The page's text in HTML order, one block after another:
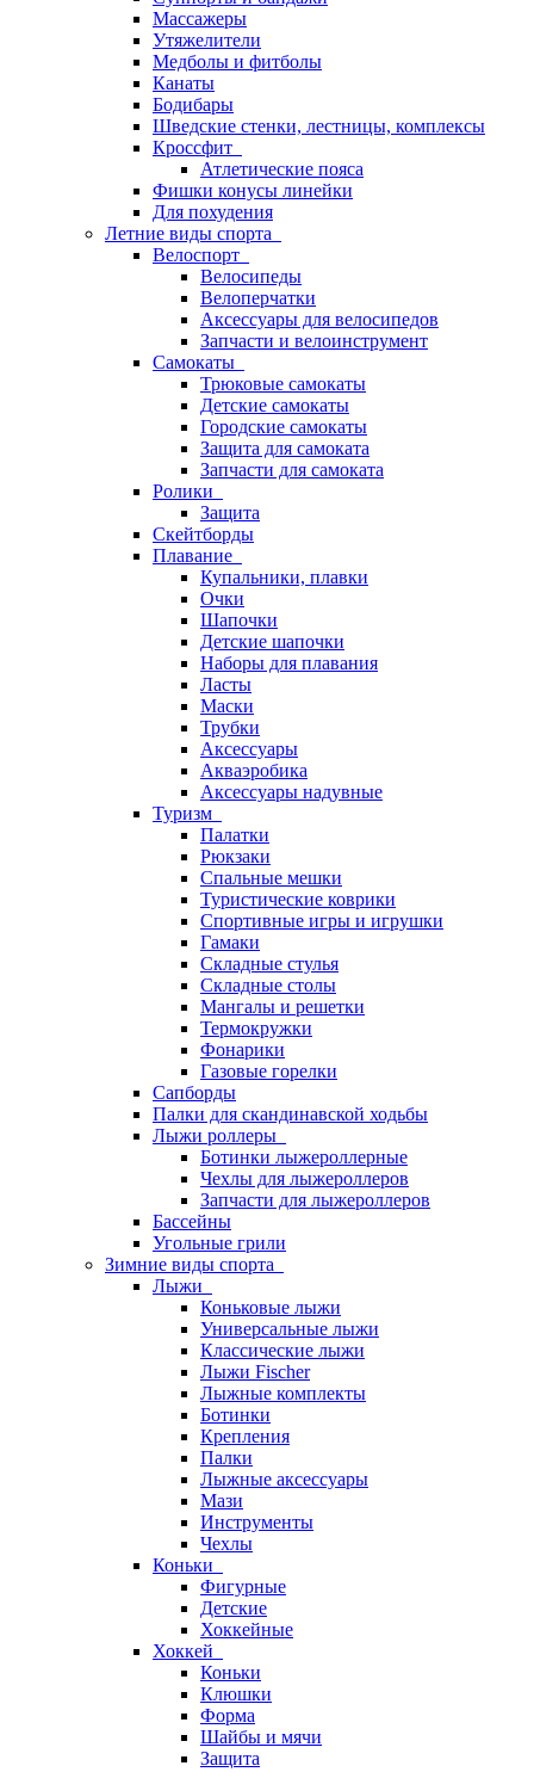
Массажеры
Утяжелители
Медболы и фитболы
Канаты
Бодибары
Шведские стенки, лестницы, комплексы
Кроссфит
Атлетические пояса
Фишки конусы линейки
Для похудения
Летние виды спорта
Велоспорт
Велосипеды
Велоперчатки
Аксессуары для велосипедов
Запчасти и велоинструмент
Самокаты
Трюковые самокаты
Детские самокаты
Городские самокаты
Защита для самоката
Запчасти для самоката
Ролики
Защита
Скейтборды
Плавание
Купальники, плавки
Очки
Шапочки
Детские шапочки
Наборы для плавания
Ласты
Маски
Трубки
Аксессуары
Акваэробика
Аксессуары надувные
Туризм
Палатки
Рюкзаки
Спальные мешки
Туристические коврики
Спортивные игры и игрушки
Гамаки
Складные стулья
Складные столы
Мангалы и решетки
Термокружки
Фонарики
Газовые горелки
Сапборды
Палки для скандинавской ходьбы
Лыжи роллеры
Ботинки лыжероллерные
Чехлы для лыжероллеров
Запчасти для лыжероллеров
Бассейны
Угольные грили
Зимние виды спорта
Лыжи
Коньковые лыжи
Универсальные лыжи
Классические лыжи
Лыжи Fischer
Лыжные комплекты
Ботинки
Крепления
Палки
Лыжные аксессуары
Мази
Инструменты
Чехлы
Коньки
Фигурные
Детские
Хоккейные
Хоккей
Коньки
Клюшки
Форма
Шайбы и мячи
Защита